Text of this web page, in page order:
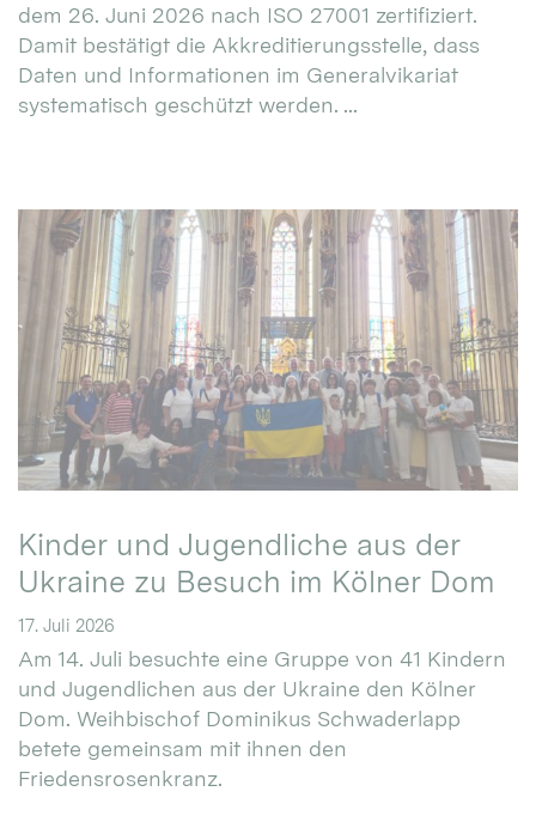
dem 26. Juni 2026 nach ISO 27001 zertifiziert.
Damit bestätigt die Akkreditierungsstelle, dass
Daten und Informationen im Generalvikariat
systematisch geschützt werden. ...
Kinder und Jugendliche aus der
Ukraine zu Besuch im Kölner Dom
17. Juli 2026
Am 14. Juli besuchte eine Gruppe von 41 Kindern
und Jugendlichen aus der Ukraine den Kölner
Dom. Weihbischof Dominikus Schwaderlapp
betete gemeinsam mit ihnen den
Friedensrosenkranz.